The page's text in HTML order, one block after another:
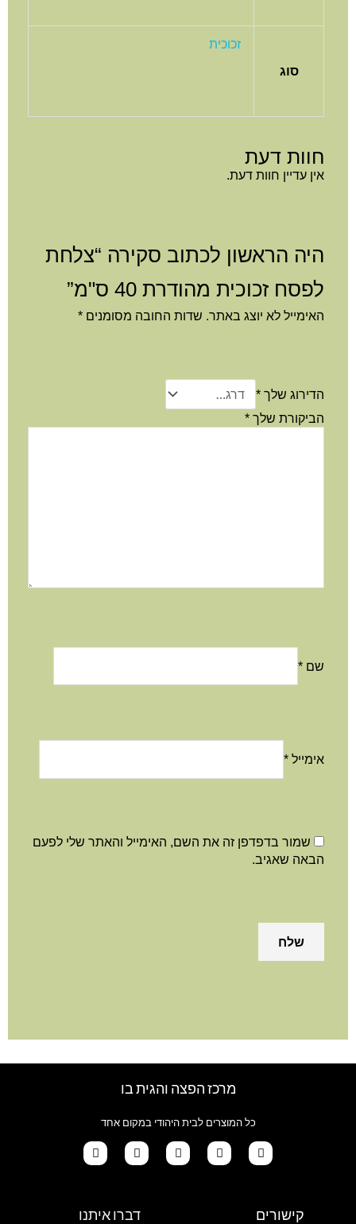
סוג
זכוכית
חוות דעת
אין עדיין חוות דעת.
היה הראשון לכתוב סקירה “צלחת
לפסח זכוכית מהודרת 40 ס"מ”
האימייל לא יוצג באתר. שדות החובה מסומנים *
הדירוג שלך *
הביקורת שלך *
שם *
אימייל *
שמור בדפדפן זה את השם, האימייל והאתר שלי לפעם
הבאה שאגיב.
מרכז הפצה והגית בו
כל המוצרים לבית היהודי במקום אחד
a
k
o
קישורים דברו איתנו